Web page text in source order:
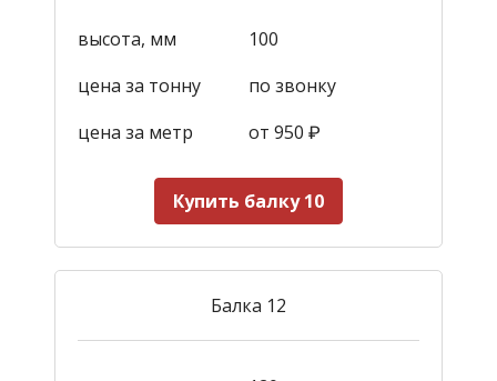
высота, мм
100
цена за тонну
по звонку
цена за метр
от 950 ₽
Купить балку 10
Балка 12